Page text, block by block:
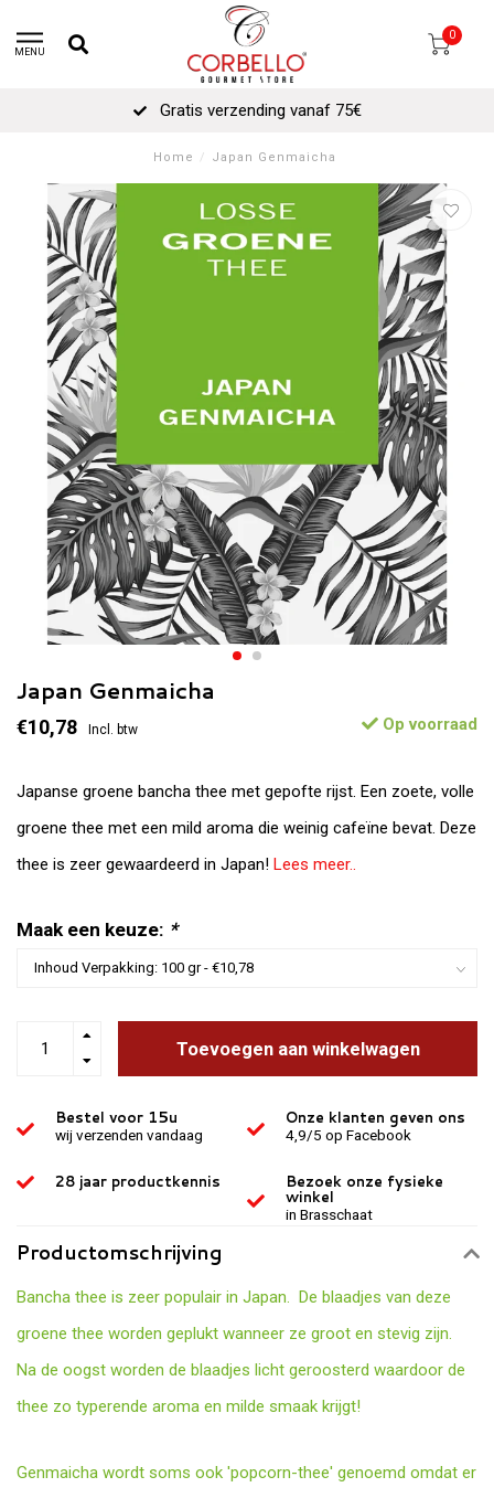
MENU
0
Gratis verzending vanaf 75€
Home / Japan Genmaicha
Japan Genmaicha
€10,78 Incl. btw Op voorraad
Japanse groene bancha thee met gepofte rijst. Een zoete, volle
groene thee met een mild aroma die weinig cafeïne bevat. Deze
thee is zeer gewaardeerd in Japan! Lees meer..
Maak een keuze: *
Toevoegen aan winkelwagen
Bestel voor 15u
wij verzenden vandaag
Onze klanten geven ons
4,9/5 op Facebook
28 jaar productkennis Bezoek onze fysieke
winkel
in Brasschaat
Productomschrijving
Bancha thee is zeer populair in Japan. De blaadjes van deze
groene thee worden geplukt wanneer ze groot en stevig zijn.
Na de oogst worden de blaadjes licht geroosterd waardoor de
thee zo typerende aroma en milde smaak krijgt!
Genmaicha wordt soms ook 'popcorn-thee' genoemd omdat er